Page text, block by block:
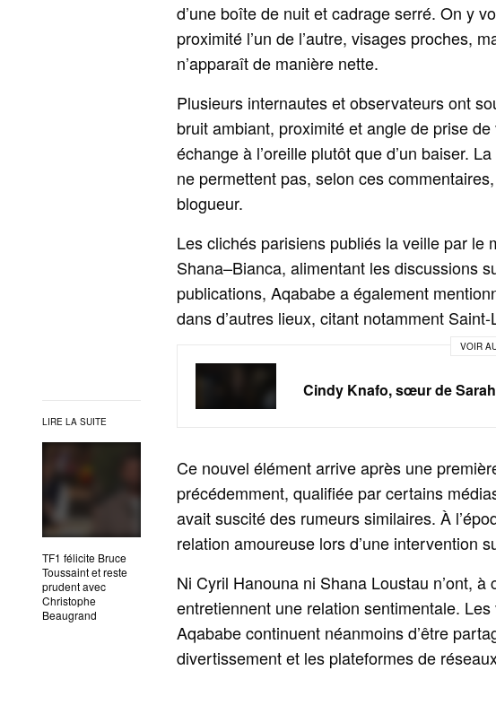
LIRE LA SUITE
TF1 félicite Bruce
Toussaint et reste
prudent avec
Christophe
Beaugrand
d’une boîte de nuit et cadrage serré. On y
proximité l’un de l’autre, visages proches,
n’apparaît de manière nette.
Plusieurs internautes et observateurs ont
bruit ambiant, proximité et angle de prise
échange à l’oreille plutôt que d’un baiser.
ne permettent pas, selon ces
blogueur.
Les clichés parisiens publiés la veille par
Shana–Bianca, alimentant les discussions
publications, Aqababe a également
dans d’autres lieux, citant notamment Saint-
VOIR
Cindy Knafo, sœur de
Ce nouvel élément arrive après une
précédemment, qualifiée par certains
avait suscité des rumeurs similaires. À
relation amoureuse lors d’une intervention
Ni Cyril Hanouna ni Shana Loustau n’ont,
entretiennent une relation sentimentale.
Aqababe continuent néanmoins d’être
divertissement et les plateformes de